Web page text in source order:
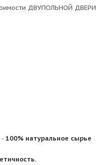
ДВУПОЛЬНОЙ
100% натуральное сырье